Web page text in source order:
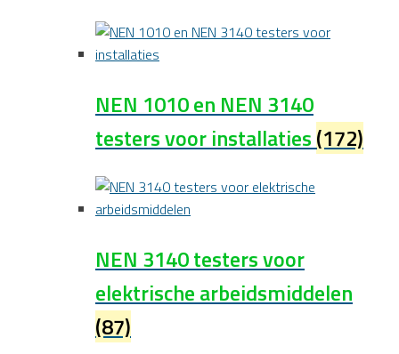
NEN 1010 en NEN 3140
testers voor installaties(172)
NEN 3140 testers voor
elektrische arbeidsmiddelen
(87)